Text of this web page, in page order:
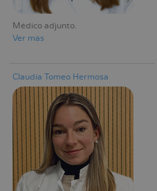
Médico adjunto
Ver más
Claudia Tomeo Hermosa